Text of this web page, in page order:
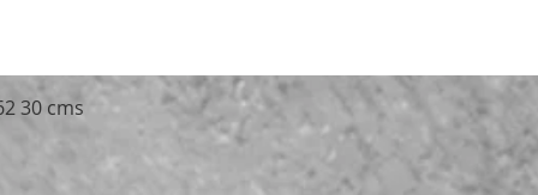
Schnellansicht
30 cms